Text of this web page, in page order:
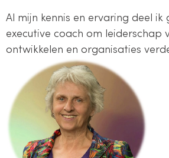
Al mijn kennis en ervaring deel ik
executive coach om leiderschap
ontwikkelen en organisaties